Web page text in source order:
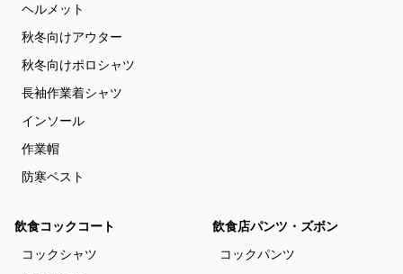
ヘルメット
秋冬向けアウター
秋冬向けポロシャツ
長袖作業着シャツ
インソール
作業帽
防寒ベスト
飲食コックコート
コックシャツ
飲食店パンツ・ズボン
コックパンツ